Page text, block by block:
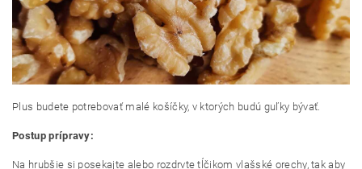
Plus budete potrebovať malé košíčky, v ktorých budú guľky bývať.
Postup prípravy:
Na hrubšie si posekajte alebo rozdrvte tĺčikom vlašské orechy, tak aby